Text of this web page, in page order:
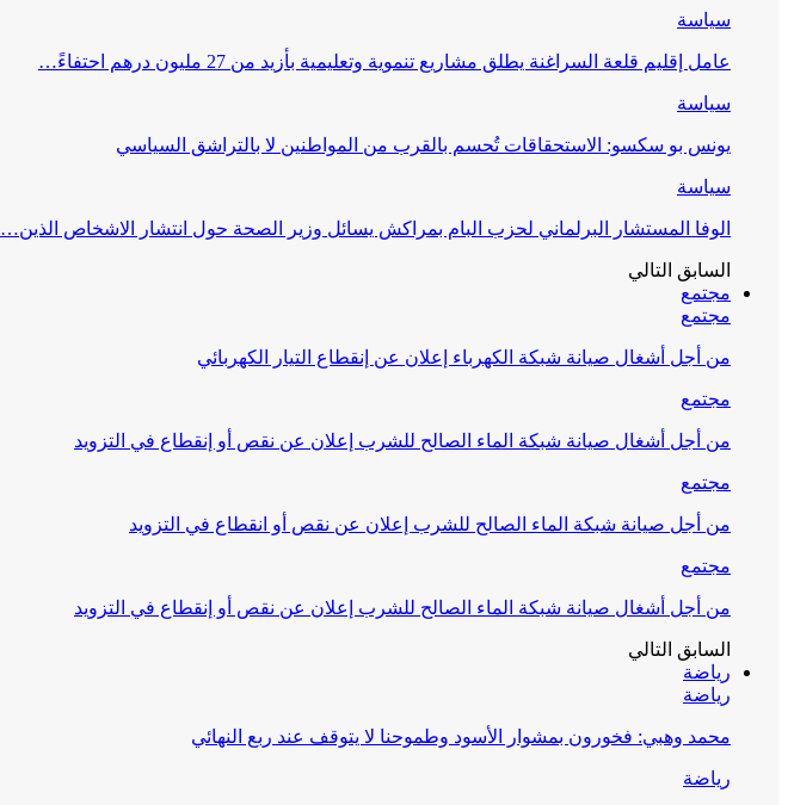
سياسة
عامل إقليم قلعة السراغنة يطلق مشاريع تنموية وتعليمية بأزيد من 27 مليون درهم احتفاءً…
سياسة
يونس بو سكسو: الاستحقاقات تُحسم بالقرب من المواطنين لا بالتراشق السياسي
سياسة
الوفا المستشار البرلماني لحزب البام بمراكش يسائل وزير الصحة حول انتشار الاشخاص الذين…
السابق التالي
مجتمع
مجتمع
من أجل أشغال صيانة شبكة الكهرباء إعلان عن إنقطاع التيار الكهربائي
مجتمع
من أجل أشغال صيانة شبكة الماء الصالح للشرب إعلان عن نقص أو إنقطاع في التزويد
مجتمع
من أجل صيانة شبكة الماء الصالح للشرب إعلان عن نقص أو انقطاع في التزويد
مجتمع
من أجل أشغال صيانة شبكة الماء الصالح للشرب إعلان عن نقص أو إنقطاع في التزويد
السابق التالي
رياضة
رياضة
محمد وهبي: فخورون بمشوار الأسود وطموحنا لا يتوقف عند ربع النهائي
رياضة